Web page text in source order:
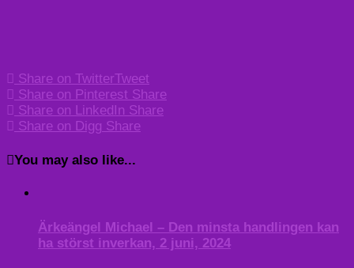
Share on TwitterTweet
Share on Pinterest Share
Share on LinkedIn Share
Share on Digg Share
You may also like...
Ärkeängel Michael – Den minsta handlingen kan
ha störst inverkan, 2 juni, 2024